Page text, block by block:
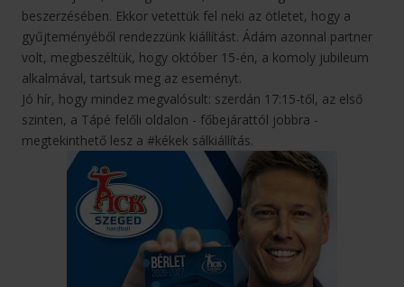
beszerzésében. Ekkor vetettük fel neki az ötletet, hogy a
gyűjteményéből rendezzünk kiállítást. Ádám azonnal partner
volt, megbeszéltük, hogy október 15-én, a komoly jubileum
alkalmával, tartsuk meg az eseményt.
Jó hír, hogy mindez megvalósult: szerdán 17:15-től, az első
szinten, a Tápé felőli oldalon - főbejárattól jobbra -
megtekinthető lesz a #kékek sálkiállítás.